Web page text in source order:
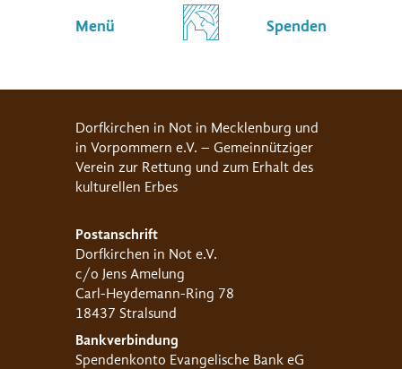
Menü Spenden
Dorfkirchen in Not in Mecklenburg und
in Vorpommern e.V. – Gemeinnütziger
Verein zur Rettung und zum Erhalt des
kulturellen Erbes
Postanschrift
Dorfkirchen in Not e.V.
c/o Jens Amelung
Carl-Heydemann-Ring 78
18437 Stralsund
Bankverbindung
Spendenkonto Evangelische Bank eG